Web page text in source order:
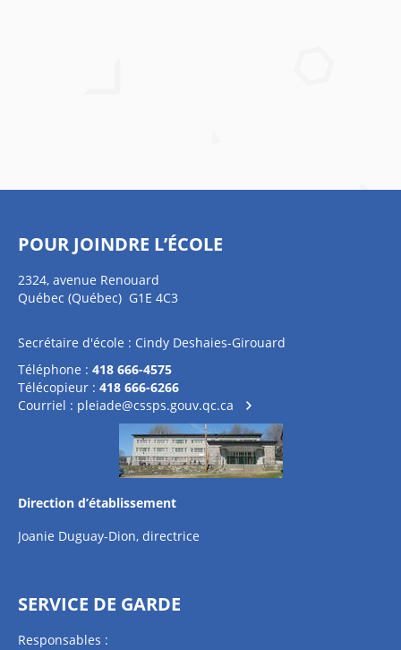
POUR JOINDRE L’ÉCOLE
2324, avenue Renouard
Québec (Québec) G1E 4C3
Secrétaire d'école : Cindy Deshaies-Girouard
Téléphone : 418 666-4575
Télécopieur : 418 666-6266
Courriel : pleiade@cssps.gouv.qc.ca
Direction d’établissement
Joanie Duguay-Dion, directrice
SERVICE DE GARDE
Responsables :